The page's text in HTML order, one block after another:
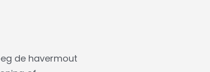
de havermout